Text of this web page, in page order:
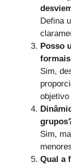
Defina
Posso
Sim,
objetivo
Sim,
Qual a